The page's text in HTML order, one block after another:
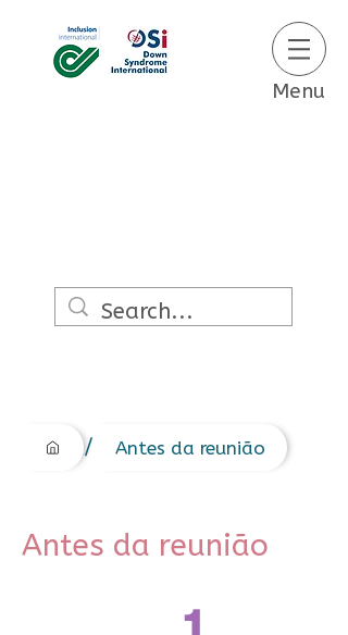
Menu
/ Antes da reunião
Antes da reunião